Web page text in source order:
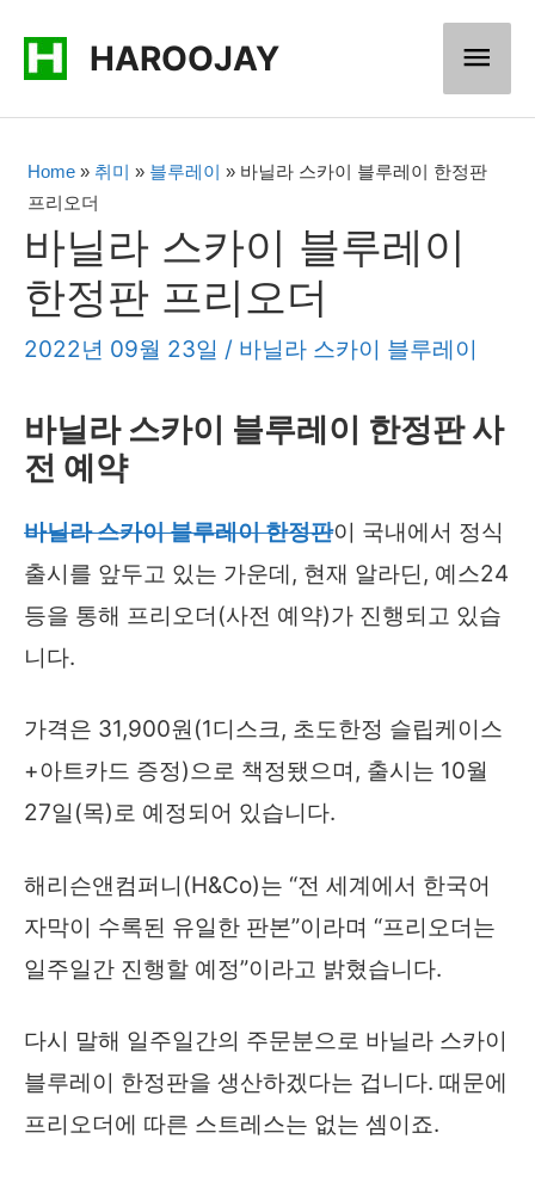
HAROOJAY
메
인
메
뉴
Home » 취미 » 블루레이 » 바닐라 스카이 블루레이 한정판
프리오더
바닐라 스카이 블루레이
한정판 프리오더
2022년 09월 23일 / 바닐라 스카이 블루레이
바닐라 스카이 블루레이 한정판 사
전 예약
바닐라 스카이 블루레이 한정판이 국내에서 정식
출시를 앞두고 있는 가운데, 현재 알라딘, 예스24
등을 통해 프리오더(사전 예약)가 진행되고 있습
니다.
가격은 31,900원(1디스크, 초도한정 슬립케이스
+아트카드 증정)으로 책정됐으며, 출시는 10월
27일(목)로 예정되어 있습니다.
해리슨앤컴퍼니(H&Co)는 “전 세계에서 한국어
자막이 수록된 유일한 판본”이라며 “프리오더는
일주일간 진행할 예정”이라고 밝혔습니다.
다시 말해 일주일간의 주문분으로 바닐라 스카이
블루레이 한정판을 생산하겠다는 겁니다. 때문에
프리오더에 따른 스트레스는 없는 셈이죠.